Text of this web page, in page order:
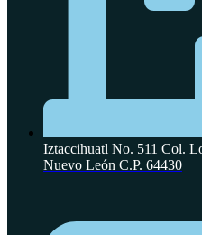
Iztaccihuatl No. 511 Col.
Nuevo León C.P. 64430